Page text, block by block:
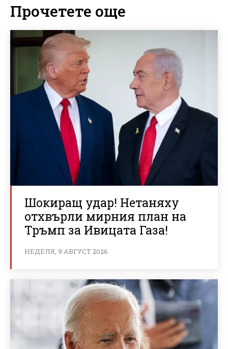
Прочетете още
Шокиращ удар! Нетаняху
отхвърли мирния план на
Тръмп за Ивицата Газа!
НЕДЕЛЯ, 9 АВГУСТ 2026